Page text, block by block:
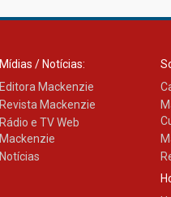
Mídias / Notícias:
Editora Mackenzie
Revista Mackenzie
Rádio e TV Web
Mackenzie
Notícias